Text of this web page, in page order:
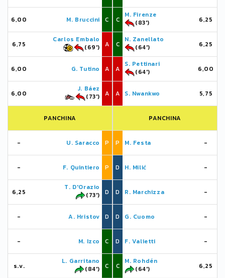
6,00 M. Bruccini C
6,75
Carlos Embalo
(69')
A
6,00 G. Tutino A
6,00
J. Báez
(73')
A
PANCHINA
- U. Saracco P
- F. Quintiero P
6,25
T. D'Orazio
(73')
D
- A. Hristov D
- M. Izco C
s.v.
L. Garritano
(84')
C
C
M. Firenze
(83')
6,25
C
N. Zanellato
(64')
6,25
A
S. Pettinari
(64')
6,00
A S. Nwankwo 5,75
PANCHINA
P M. Festa -
D H. Milić -
D R. Marchizza -
D G. Cuomo -
D F. Valietti -
C
M. Rohdén
(64')
6,25